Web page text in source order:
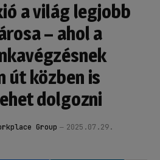
a világ legjobb
– ahol a
út közben is
dolgozni
Group
2025.07.29.